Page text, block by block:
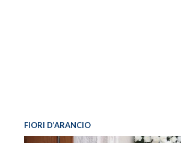
FIORI D’ARANCIO